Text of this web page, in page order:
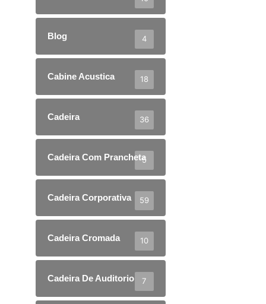
Blog 4
Cabine Acustica 18
Cadeira 36
Cadeira Com Prancheta
5
Cadeira Corporativa 59
Cadeira Cromada 10
Cadeira De Auditorio 7